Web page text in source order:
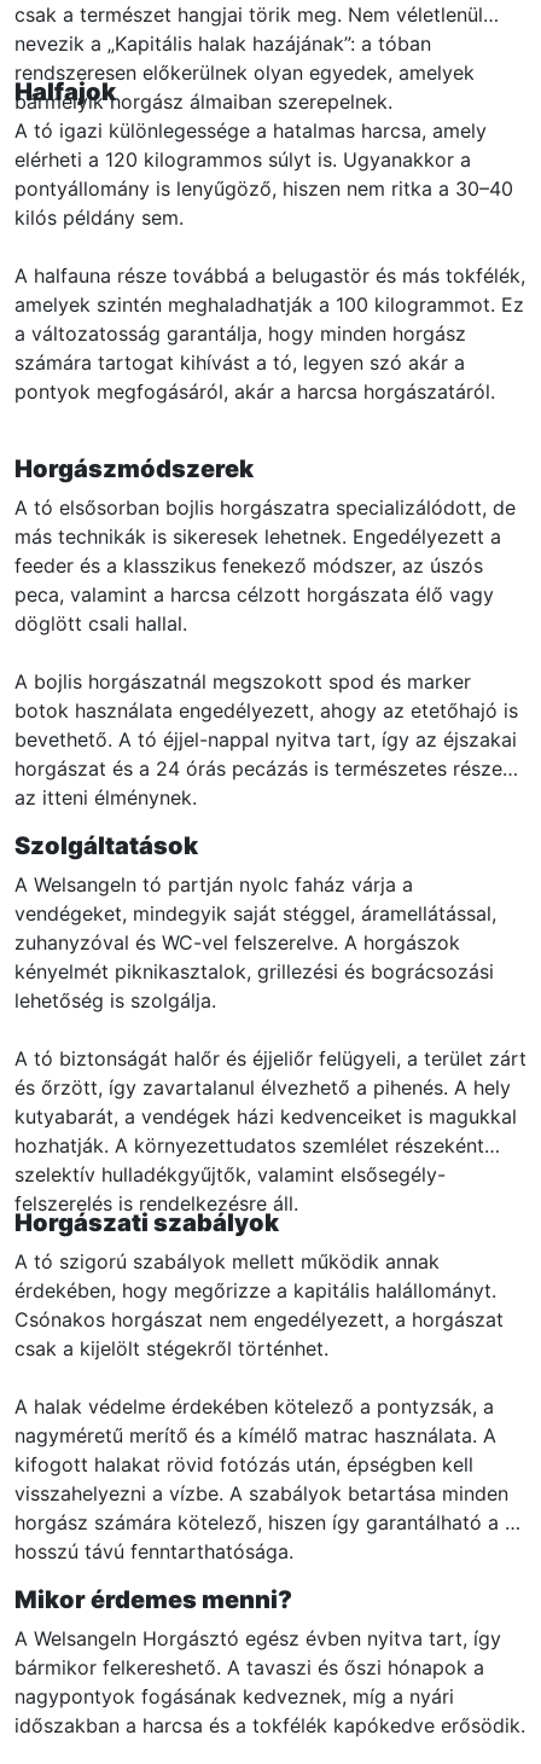
csak a természet hangjai törik meg. Nem véletlenül
nevezik a „Kapitális halak hazájának”: a tóban
rendszeresen előkerülnek olyan egyedek, amelyek
bármelyik horgász álmaiban szerepelnek.
Halfajok
A tó igazi különlegessége a hatalmas harcsa, amely
elérheti a 120 kilogrammos súlyt is. Ugyanakkor a
pontyállomány is lenyűgöző, hiszen nem ritka a 30–40
kilós példány sem.
A halfauna része továbbá a belugastör és más tokfélék,
amelyek szintén meghaladhatják a 100 kilogrammot. Ez
a változatosság garantálja, hogy minden horgász
számára tartogat kihívást a tó, legyen szó akár a
pontyok megfogásáról, akár a harcsa horgászatáról.
Horgászmódszerek
A tó elsősorban bojlis horgászatra specializálódott, de
más technikák is sikeresek lehetnek. Engedélyezett a
feeder és a klasszikus fenekező módszer, az úszós
peca, valamint a harcsa célzott horgászata élő vagy
döglött csali hallal.
A bojlis horgászatnál megszokott spod és marker
botok használata engedélyezett, ahogy az etetőhajó is
bevethető. A tó éjjel-nappal nyitva tart, így az éjszakai
horgászat és a 24 órás pecázás is természetes része
az itteni élménynek.
Szolgáltatások
A Welsangeln tó partján nyolc faház várja a
vendégeket, mindegyik saját stéggel, áramellátással,
zuhanyzóval és WC-vel felszerelve. A horgászok
kényelmét piknikasztalok, grillezési és bográcsozási
lehetőség is szolgálja.
A tó biztonságát halőr és éjjeliőr felügyeli, a terület zárt
és őrzött, így zavartalanul élvezhető a pihenés. A hely
kutyabarát, a vendégek házi kedvenceiket is magukkal
hozhatják. A környezettudatos szemlélet részeként
szelektív hulladékgyűjtők, valamint elsősegély-
felszerelés is rendelkezésre áll.
Horgászati szabályok
A tó szigorú szabályok mellett működik annak
érdekében, hogy megőrizze a kapitális halállományt.
Csónakos horgászat nem engedélyezett, a horgászat
csak a kijelölt stégekről történhet.
A halak védelme érdekében kötelező a pontyzsák, a
nagyméretű merítő és a kímélő matrac használata. A
kifogott halakat rövid fotózás után, épségben kell
visszahelyezni a vízbe. A szabályok betartása minden
horgász számára kötelező, hiszen így garantálható a tó
hosszú távú fenntarthatósága.
Mikor érdemes menni?
A Welsangeln Horgásztó egész évben nyitva tart, így
bármikor felkereshető. A tavaszi és őszi hónapok a
nagypontyok fogásának kedveznek, míg a nyári
időszakban a harcsa és a tokfélék kapókedve erősödik.